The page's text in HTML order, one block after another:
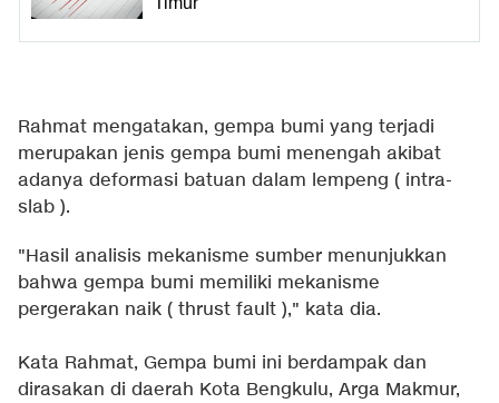
Rahmat mengatakan, gempa bumi yang terjadi
merupakan jenis gempa bumi menengah akibat
adanya deformasi batuan dalam lempeng ( intra-
slab ).
"Hasil analisis mekanisme sumber menunjukkan
bahwa gempa bumi memiliki mekanisme
pergerakan naik ( thrust fault )," kata dia.
Kata Rahmat, Gempa bumi ini berdampak dan
dirasakan di daerah Kota Bengkulu, Arga Makmur,